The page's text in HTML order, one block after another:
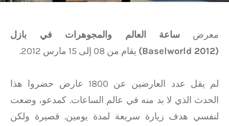
معرض ساعة العالم والمجوهرات في بازل
(Baselworld 2012)
يقام من 08 إلى 15 مارس 2012.
لم يقل عدد العارضين عن 1800 عارض حضروا هذا
الحدث الذي لا بد منه في عالم الساعات. كمدعو، وضعت
لنفسي هدف زيارة سريعة لمدة يومين. قصيرة ولكن